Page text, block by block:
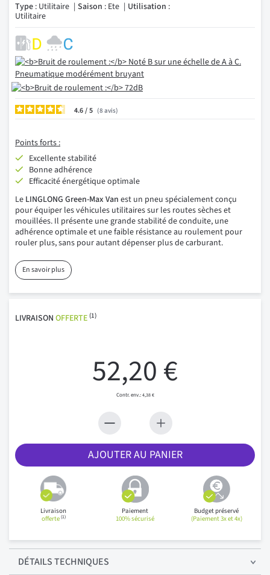
Type : Utilitaire Saison : Ete Utilisation :
Utilitaire
4.6/ 8 avis
Points forts :
Excellente stabilité
Bonne adhérence
Efficacité énergétique optimale
Le LINGLONG Green-Max Van est un pneu spécialement conçu
pour équiper les véhicules utilitaires sur les routes sèches et
mouillées. Il présente une grande stabilité de conduite, une
adhérence optimale et une faible résistance au roulement pour
rouler plus, sans pour autant dépenser plus de carburant.
En savoir plus
LIVRAISON OFFERTE (1)
52,20 €
4,38 €
AJOUTER AU PANIER
Livraison
offerte(1)
Paiement
100% sécurisé
Budget préservé
(Paiement 3x et 4x)
DÉTAILSTECHNIQUES